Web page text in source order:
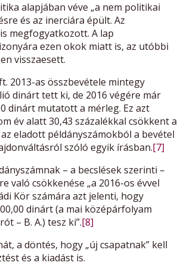
alapjában véve „a nem politikai
és az inerciára épült. Az
megfogyatkozott. A lap
ezen okok miatt is, az utóbbi
visszaesett.
2013-as összbevétele mintegy
dinárt tett ki, de 2016 végére már
dinárt mutatott a mérleg. Ez azt
év alatt 30,43 százalékkal csökkent a
eladott példányszámokból a bevétel
szóló egyik írásban.[7]
– a becslések szerinti –
való csökkenése „a 2016-os évvel
Kör számára azt jelenti, hogy
dinárt (a mai középárfolyam
– B. A.) tesz ki”.[8]
a döntés, hogy „új csapatnak” kell
és a kiadást is.